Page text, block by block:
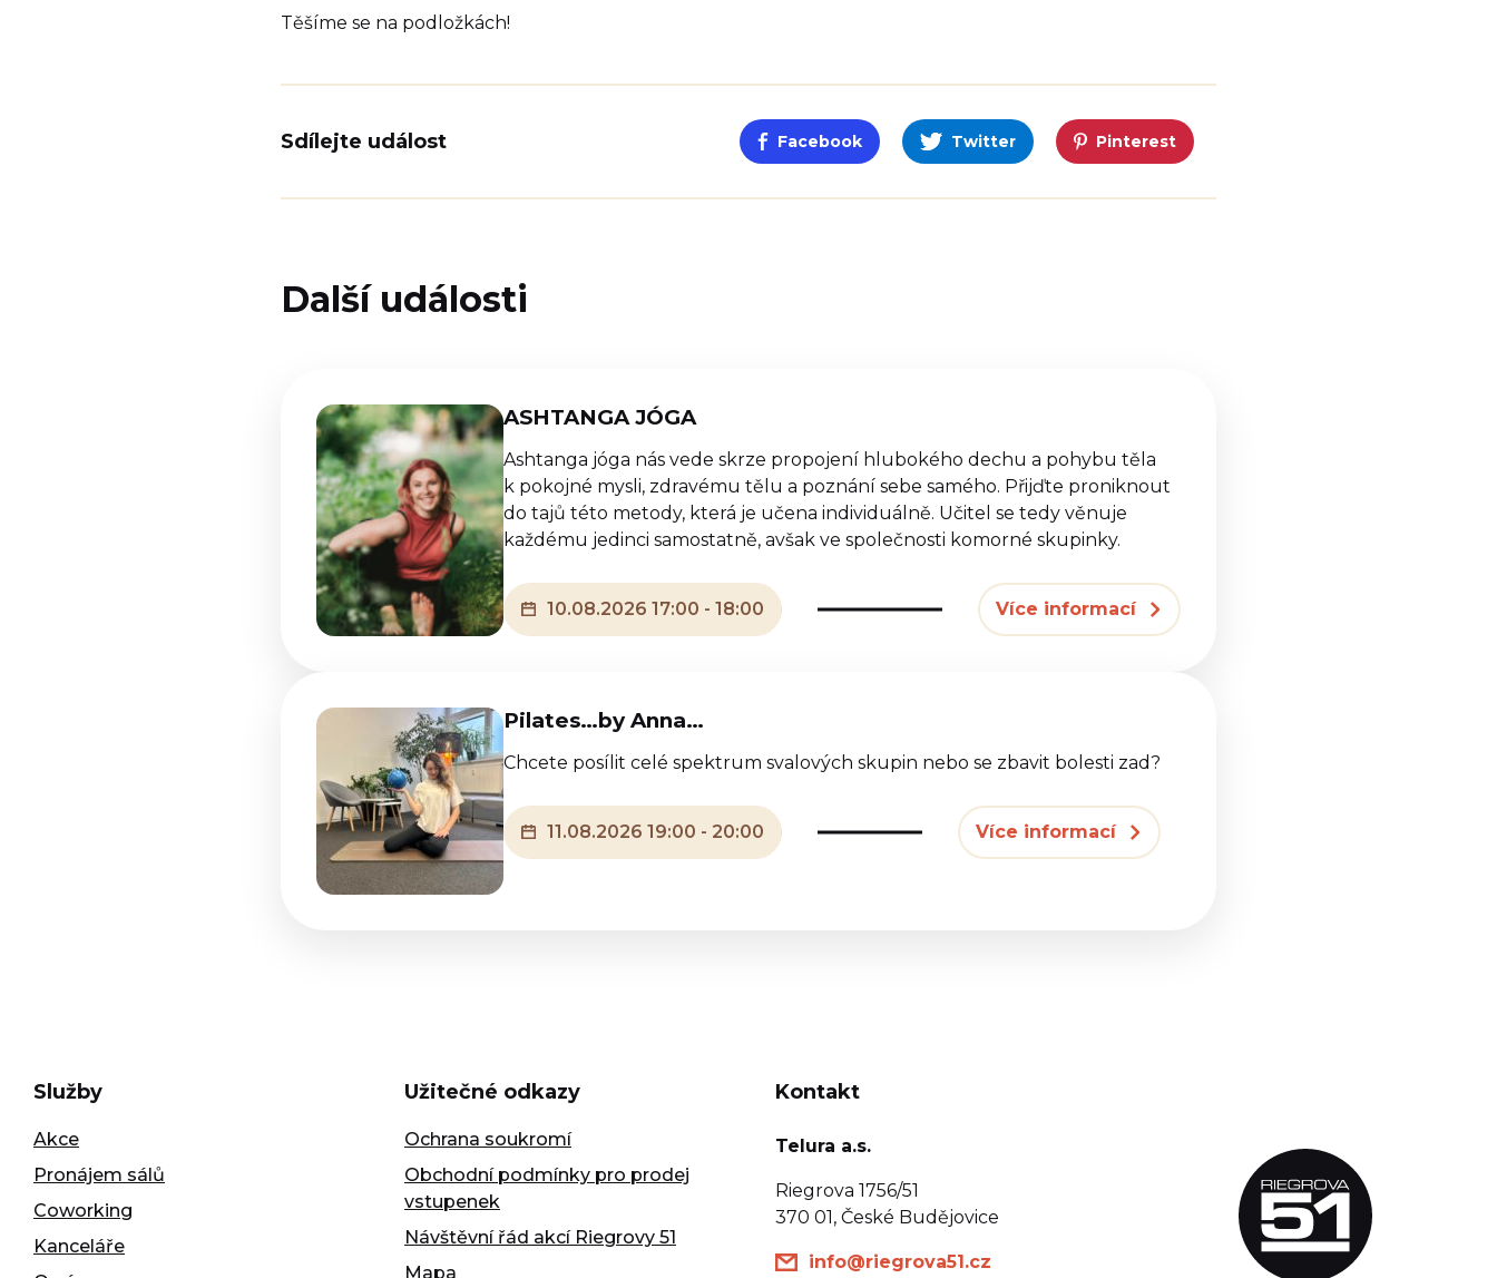
Těšíme se na podložkách!
Sdílejte událost Facebook Twitter Pinterest
Další události
ASHTANGA JÓGA
Ashtanga jóga nás vede skrze propojení hlubokého dechu a pohybu těla
k pokojné mysli, zdravému tělu a poznání sebe samého. Přijďte proniknout
do tajů této metody, která je učena individuálně. Učitel se tedy věnuje
každému jedinci samostatně, avšak ve společnosti komorné skupinky.
10.08.2026 17:00 - 18:00 Více informací
Pilates…by Anna…
Chcete posílit celé spektrum svalových skupin nebo se zbavit bolesti zad?
11.08.2026 19:00 - 20:00 Více informací
Služby
Akce
Pronájem sálů
Coworking
Kanceláře
Užitečné odkazy
Ochrana soukromí
Obchodní podmínky pro prodej
vstupenek
Návštěvní řád akcí Riegrovy 51
Mapa
Kontakt
Telura a.s.
Riegrova 1756/51
370 01, České Budějovice
info@riegrova51.cz